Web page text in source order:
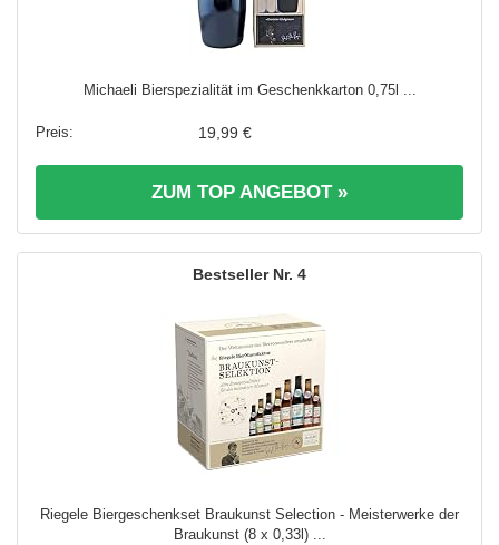
Michaeli Bierspezialität im Geschenkkarton 0,75l ...
19,99 €
ZUM TOP ANGEBOT »
4
Riegele Biergeschenkset Braukunst Selection - Meisterwerke der
Braukunst (8 x 0,33l) ...